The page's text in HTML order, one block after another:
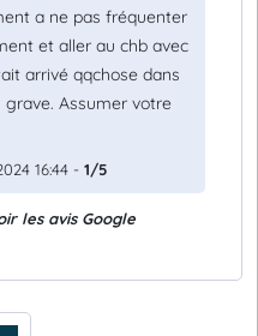
a ne pas fréquenter
et aller au chb avec
arrivé qqchose dans
Assumer votre
16:44 - 1/5
les avis Google